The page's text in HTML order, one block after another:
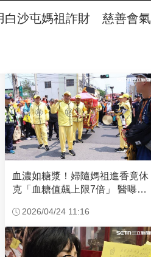
白沙屯媽祖詐財 慈善會氣
血濃如糖漿！婦隨媽祖進香竟休
克「血糖值飆上限7倍」 醫曝原
2026/04/24 11:16